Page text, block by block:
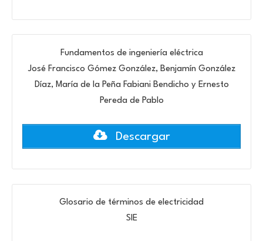
Fundamentos de ingeniería eléctrica
José Francisco Gómez González, Benjamín González
Díaz, María de la Peña Fabiani Bendicho y Ernesto
Pereda de Pablo
Descargar
Glosario de términos de electricidad
SIE